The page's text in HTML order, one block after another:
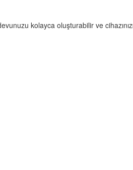
kolayca oluşturabilir ve